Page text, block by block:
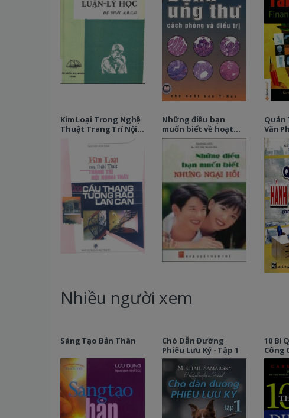
Kim Loại Trong Nghệ
Thuật Trang Trí Nội
Cầu Thang, Tường
Rào, Lan Can
Những điều bạn
muốn biết về hoạt
động giới tính nhưng
ngại hỏi
Quản
Văn
Nhiều người xem
Sáng Tạo Bản Thân
Chó Dẫn Đường
Phiêu Lưu Ký - Tập 1
10 Bí
Công
Diễn
Nhất